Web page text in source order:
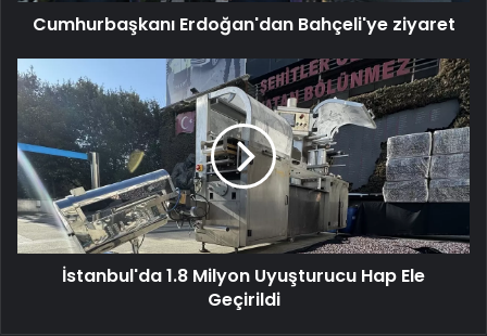
Cumhurbaşkanı Erdoğan'dan Bahçeli'ye ziyaret
İstanbul'da
1.8
Milyon
Uyuşturucu
Hap
Ele
Geçirildi
İstanbul'da 1.8 Milyon Uyuşturucu Hap Ele
Geçirildi